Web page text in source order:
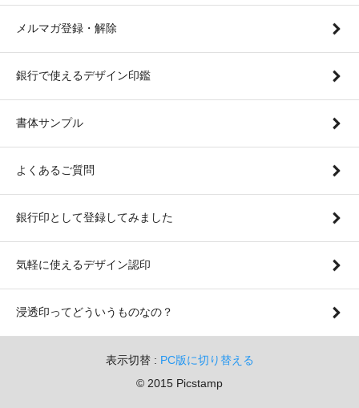
メルマガ登録・解除
銀行で使えるデザイン印鑑
書体サンプル
よくあるご質問
銀行印として登録してみました
気軽に使えるデザイン認印
浸透印ってどういうものなの？
表示切替 : PC版に切り替える
© 2015 Picstamp